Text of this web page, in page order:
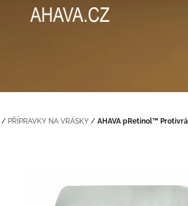
/ PŘÍPRAVKY NA VRÁSKY / AHAVA pRetinol™